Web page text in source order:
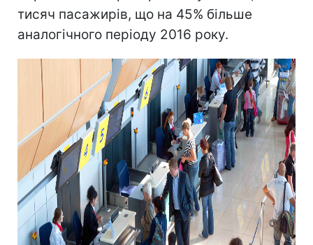
тисяч пасажирів, що на 45% більше
аналогічного періоду 2016 року.